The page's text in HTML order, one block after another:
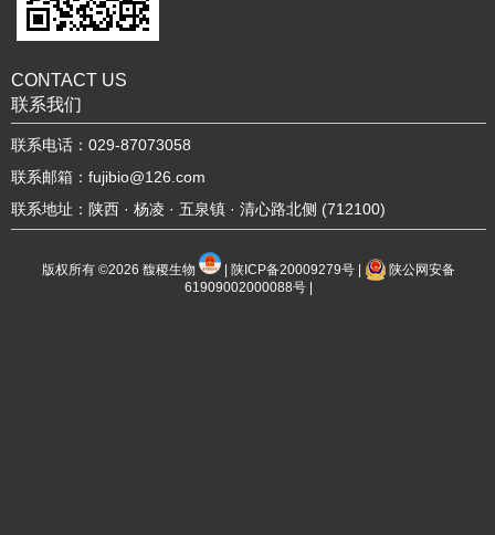
CONTACT US
联系我们
联系电话：029-87073058
联系邮箱：fujibio@126.com
联系地址：陕西 · 杨凌 · 五泉镇 · 清心路北侧 (712100)
版权所有 ©2026馥稷生物 陕ICP备20009279号
陕公网安备
61909002000088号